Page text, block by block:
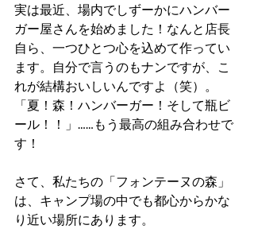
実は最近、場内でしずーかにハンバー
ガー屋さんを始めました！なんと店長
自ら、一つひとつ心を込めて作ってい
ます。自分で言うのもナンですが、こ
れが結構おいしいんですよ（笑）。
「夏！森！ハンバーガー！そして瓶ビ
ール！！」……もう最高の組み合わせで
す！
さて、私たちの「フォンテーヌの森」
は、キャンプ場の中でも都心からかな
り近い場所にあります。